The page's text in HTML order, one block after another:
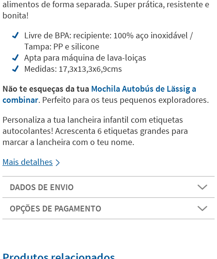
alimentos de forma separada. Super prática, resistente e
bonita!
Livre de BPA: recipiente: 100% aço inoxidável /
Tampa: PP e silicone
Apta para máquina de lava-loiças
Medidas: 17,3x13,3x6,9cms
Não te esqueças da tua Mochila Autobús de Lässig a
combinar. Perfeito para os teus pequenos exploradores.
Personaliza a tua lancheira infantil com etiquetas
autocolantes! Acrescenta 6 etiquetas grandes para
marcar a lancheira com o teu nome.
Mais detalhes
DADOS DE ENVIO
OPÇÕES DE PAGAMENTO